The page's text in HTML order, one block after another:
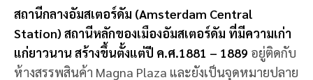
สถานีกลางอัมสเตอร์ดัม (Amsterdam Central
Station) สถานีหลักของเมืองอัมสเตอร์ดัม ที่มีความเก่า
แก่ยาวนาน สร้างขึ้นตั้งแต่ปี ค.ศ.1881 – 1889 อยู่ติดกับ
ห้างสรรพสินค้า Magna Plaza และยังเป็นจุดหมายปลาย